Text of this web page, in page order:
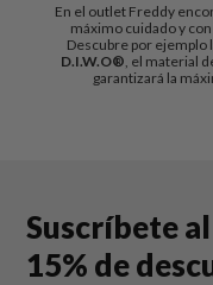
En el outlet Freddy
máximo cuidado y
Descubre por ejemplo
D.I.W.O® , el material
garantizará la
Suscríbete
15% de